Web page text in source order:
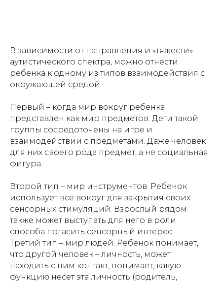
В зависимости от направления и «тяжести»
аутистического спектра, можно отнести
ребенка к одному из типов взаимодействия с
окружающей средой.
Первый – когда мир вокруг ребенка
представлен как мир предметов. Дети такой
группы сосредоточены на игре и
взаимодействии с предметами. Даже человек
для них своего рода предмет, а не социальная
фигура.
Второй тип – мир инструментов. Ребенок
использует все вокруг для закрытия своих
сенсорных стимуляций. Взрослый рядом
также может выступать для него в роли
способа погасить сенсорный интерес.
Третий тип – мир людей. Ребенок понимает,
что другой человек – личность, может
находить с ним контакт, понимает, какую
функцию несет эта личность (родитель,